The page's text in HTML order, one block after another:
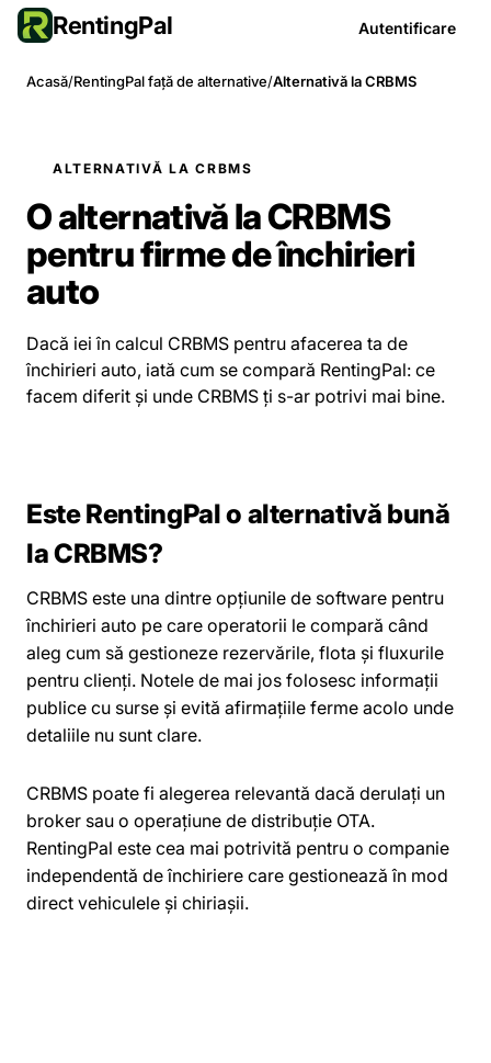
RentingPal Autentificare
Acasă/RentingPal față de alternative/Alternativă la CRBMS
ALTERNATIVĂ LA CRBMS
O alternativă la CRBMS
pentru firme de închirieri
auto
Dacă iei în calcul CRBMS pentru afacerea ta de
închirieri auto, iată cum se compară RentingPal: ce
facem diferit și unde CRBMS ți s-ar potrivi mai bine.
Este RentingPal o alternativă bună
la CRBMS?
CRBMS este una dintre opțiunile de software pentru
închirieri auto pe care operatorii le compară când
aleg cum să gestioneze rezervările, flota și fluxurile
pentru clienți. Notele de mai jos folosesc informații
publice cu surse și evită afirmațiile ferme acolo unde
detaliile nu sunt clare.
CRBMS poate fi alegerea relevantă dacă derulați un
broker sau o operațiune de distribuție OTA.
RentingPal este cea mai potrivită pentru o companie
independentă de închiriere care gestionează în mod
direct vehiculele și chiriașii.